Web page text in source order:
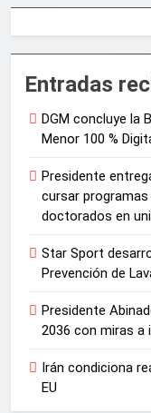
Entradas
DGM concluye la
Menor 100 %
Presidente
cursar
doctorados en
Star Sport
Prevención de
Presidente
2036 con miras a
Irán condiciona
EU